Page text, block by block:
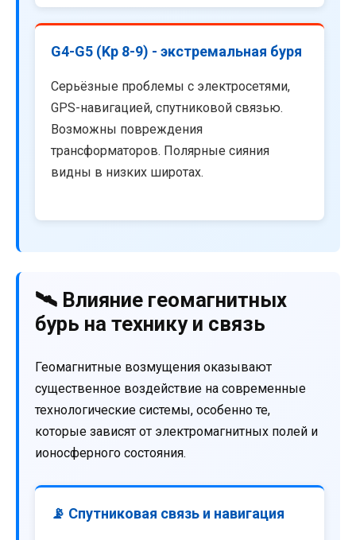
G4-G5 (Kp 8-9) - экстремальная буря
Серьёзные проблемы с электросетями,
GPS-навигацией, спутниковой связью.
Возможны повреждения
трансформаторов. Полярные сияния
видны в низких широтах.
🛰️ Влияние геомагнитных
бурь на технику и связь
Геомагнитные возмущения оказывают
существенное воздействие на современные
технологические системы, особенно те,
которые зависят от электромагнитных полей и
ионосферного состояния.
📡 Спутниковая связь и навигация